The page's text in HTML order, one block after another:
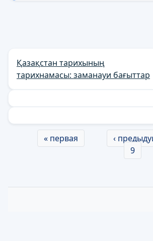
Қазақстан тарихының
тарихнамасы: заманауи бағыттар
Страницы
« первая ‹
9